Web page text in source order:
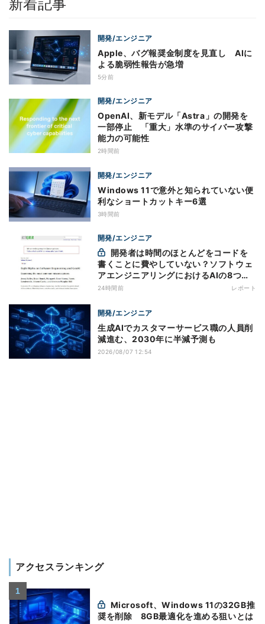
新着記事
開発/エンジニア
Apple、バグ報奨金制度を見直し AIに
よる脆弱性報告が急増
5分前
開発/エンジニア
OpenAI、新モデル「Astra」の開発を
一部停止 「重大」水準のサイバー攻撃
能力の可能性
2時間前
開発/エンジニア
Windows 11で意外と知られていない便
利なショートカットキー6選
3時間前
開発/エンジニア
書くことに費やしていない？ソフトウェ
アエンジニアリングにおけるAIの8つの
神話への賛否
24時間前 レポート
開発/エンジニア
生成AIでカスタマーサービス職の人員削
減進む、2030年に半減予測も
2026/08/07 12:54
アクセスランキング
奨を削除 8GB最適化を進める狙いとは